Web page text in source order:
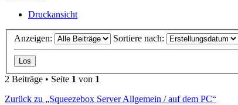
Druckansicht
Anzeigen: Sortiere nach:
2 Beiträge • Seite 1 von 1
Zurück zu „Squeezebox Server Allgemein / auf dem PC“